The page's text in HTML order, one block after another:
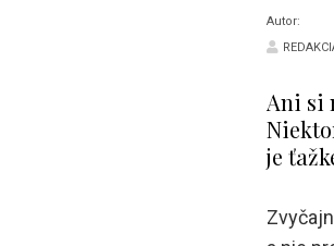
Autor:
Ani si
je